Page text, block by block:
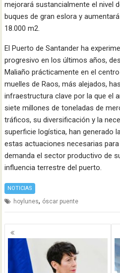
mejorará sustancialmente el nivel
buques de gran eslora y
18.000 m2.
El Puerto de Santander ha
progresivo en los últimos años,
Maliaño prácticamente en el
muelles de Raos, más alejados,
infraestructura clave por la que el
siete millones de toneladas de
tráficos, su diversificación y la
superficie logística, han generado
estas actuaciones necesarias
demanda el sector productivo de
influencia terrestre del puerto.
NOTICIAS
hoylunes, óscar puente
Navegación
de
entradas